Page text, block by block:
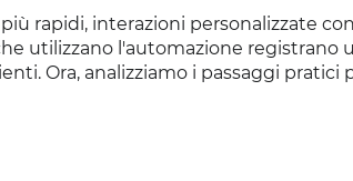
rapidi, interazioni personalizzate
utilizzano l'automazione registrano
Ora, analizziamo i passaggi pratici